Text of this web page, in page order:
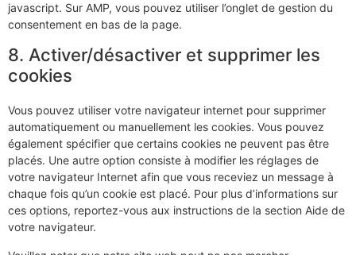
javascript. Sur AMP, vous pouvez utiliser l’onglet de gestion du
consentement en bas de la page.
8. Activer/désactiver et supprimer les
cookies
Vous pouvez utiliser votre navigateur internet pour supprimer
automatiquement ou manuellement les cookies. Vous pouvez
également spécifier que certains cookies ne peuvent pas être
placés. Une autre option consiste à modifier les réglages de
votre navigateur Internet afin que vous receviez un message à
chaque fois qu’un cookie est placé. Pour plus d’informations sur
ces options, reportez-vous aux instructions de la section Aide de
votre navigateur.